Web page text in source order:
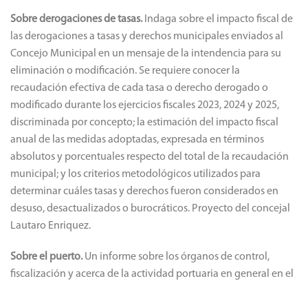
Sobre derogaciones de tasas. Indaga sobre el impacto fiscal de
las derogaciones a tasas y derechos municipales enviados al
Concejo Municipal en un mensaje de la intendencia para su
eliminación o modificación. Se requiere conocer la
recaudación efectiva de cada tasa o derecho derogado o
modificado durante los ejercicios fiscales 2023, 2024 y 2025,
discriminada por concepto; la estimación del impacto fiscal
anual de las medidas adoptadas, expresada en términos
absolutos y porcentuales respecto del total de la recaudación
municipal; y los criterios metodológicos utilizados para
determinar cuáles tasas y derechos fueron considerados en
desuso, desactualizados o burocráticos. Proyecto del concejal
Lautaro Enriquez.
Sobre el puerto.Un informe sobre los órganos de control,
fiscalización y acerca de la actividad portuaria en general en el